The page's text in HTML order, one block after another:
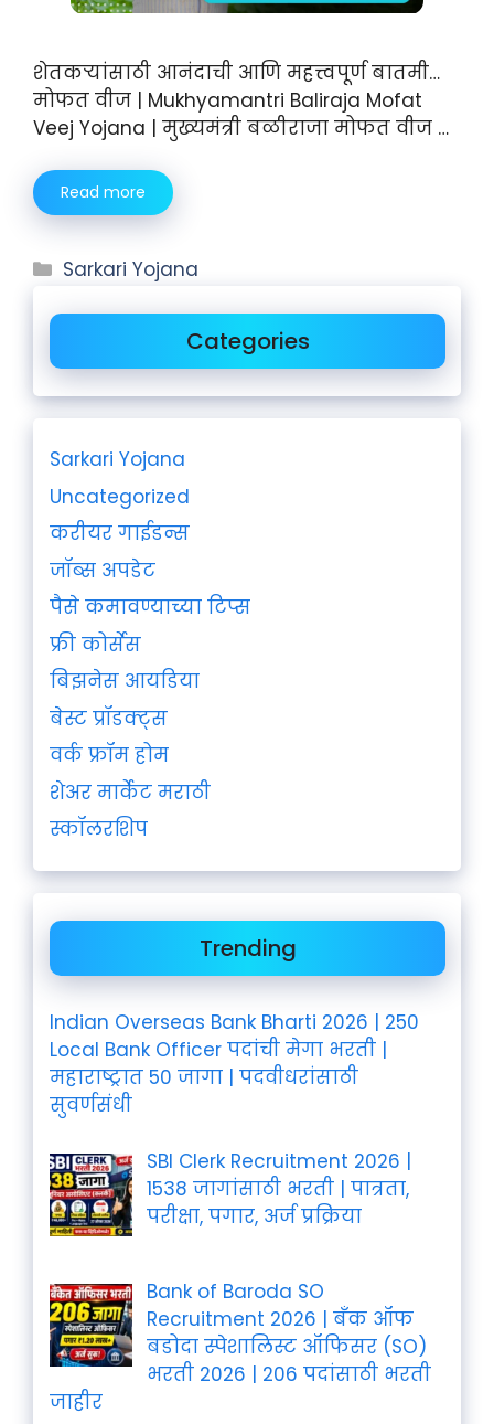
शेतकऱ्यांसाठी आनंदाची आणि महत्त्वपूर्ण बातमी…
मोफत वीज | Mukhyamantri Baliraja Mofat
Veej Yojana | मुख्यमंत्री बळीराजा मोफत वीज …
Read more
Sarkari Yojana
Categories
Sarkari Yojana
Uncategorized
करीयर गाईडन्स
जॉब्स अपडेट
पैसे कमावण्याच्या टिप्स
फ्री कोर्सेस
बिझनेस आयडिया
बेस्ट प्रॉडक्ट्स
वर्क फ्रॉम होम
शेअर मार्केट मराठी
स्कॉलरशिप
Trending
Indian Overseas Bank Bharti 2026 | 250
Local Bank Officer पदांची मेगा भरती |
महाराष्ट्रात 50 जागा | पदवीधरांसाठी
सुवर्णसंधी
SBI Clerk Recruitment 2026 |
1538 जागांसाठी भरती | पात्रता,
परीक्षा, पगार, अर्ज प्रक्रिया
Bank of Baroda SO
Recruitment 2026 | बँक ऑफ
बडोदा स्पेशालिस्ट ऑफिसर (SO)
भरती 2026 | 206 पदांसाठी भरती
जाहीर